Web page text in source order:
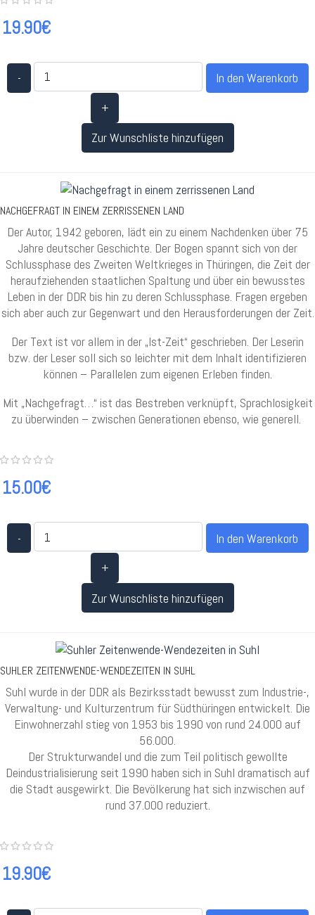
19.90€
-
+
Zur Wunschliste hinzufügen
NACHGEFRAGT IN EINEM ZERRISSENEN LAND
Der Autor, 1942 geboren, lädt ein zu einem Nachdenken über 75
Jahre deutscher Geschichte. Der Bogen spannt sich von der
Schlussphase des Zweiten Weltkrieges in Thüringen, die Zeit der
heraufziehenden staatlichen Spaltung und über ein bewusstes
Leben in der DDR bis hin zu deren Schlussphase. Fragen ergeben
sich aber auch zur Gegenwart und den Herausforderungen der Zeit.
Der Text ist vor allem in der „Ist-Zeit“ geschrieben. Der Leserin
bzw. der Leser soll sich so leichter mit dem Inhalt identifizieren
können – Parallelen zum eigenen Erleben finden.
Mit „Nachgefragt…“ ist das Bestreben verknüpft, Sprachlosigkeit
zu überwinden – zwischen Generationen ebenso, wie generell.
15.00€
-
+
Zur Wunschliste hinzufügen
SUHLER ZEITENWENDE-WENDEZEITEN IN SUHL
Suhl wurde in der DDR als Bezirksstadt bewusst zum Industrie-,
Verwaltung- und Kulturzentrum für Südthüringen entwickelt. Die
Einwohnerzahl stieg von 1953 bis 1990 von rund 24.000 auf
56.000.
Der Strukturwandel und die zum Teil politisch gewollte
Deindustrialisierung seit 1990 haben sich in Suhl dramatisch auf
die Stadt ausgewirkt. Die Bevölkerung hat sich inzwischen auf
rund 37.000 reduziert.
19.90€